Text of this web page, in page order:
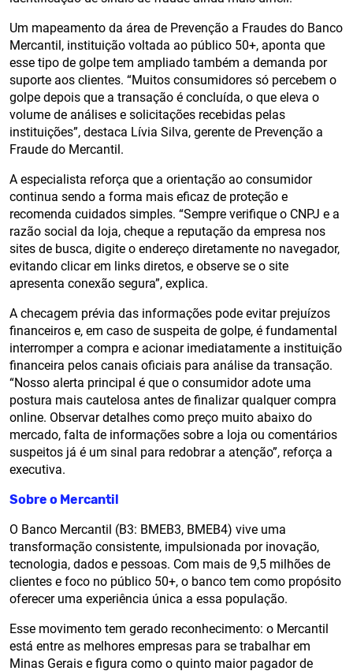
Um mapeamento da área de Prevenção a Fraudes do Banco
Mercantil, instituição voltada ao público 50+, aponta que
esse tipo de golpe tem ampliado também a demanda por
suporte aos clientes. “Muitos consumidores só percebem o
golpe depois que a transação é concluída, o que eleva o
volume de análises e solicitações recebidas pelas
instituições”, destaca Lívia Silva, gerente de Prevenção a
Fraude do Mercantil.
A especialista reforça que a orientação ao consumidor
continua sendo a forma mais eficaz de proteção e
recomenda cuidados simples. “Sempre verifique o CNPJ e a
razão social da loja, cheque a reputação da empresa nos
sites de busca, digite o endereço diretamente no navegador,
evitando clicar em links diretos, e observe se o site
apresenta conexão segura”, explica.
A checagem prévia das informações pode evitar prejuízos
financeiros e, em caso de suspeita de golpe, é fundamental
interromper a compra e acionar imediatamente a instituição
financeira pelos canais oficiais para análise da transação.
“Nosso alerta principal é que o consumidor adote uma
postura mais cautelosa antes de finalizar qualquer compra
online. Observar detalhes como preço muito abaixo do
mercado, falta de informações sobre a loja ou comentários
suspeitos já é um sinal para redobrar a atenção”, reforça a
executiva.
Sobre o Mercantil
O Banco Mercantil (B3: BMEB3, BMEB4) vive uma
transformação consistente, impulsionada por inovação,
tecnologia, dados e pessoas. Com mais de 9,5 milhões de
clientes e foco no público 50+, o banco tem como propósito
oferecer uma experiência única a essa população.
Esse movimento tem gerado reconhecimento: o Mercantil
está entre as melhores empresas para se trabalhar em
Minas Gerais e figura como o quinto maior pagador de